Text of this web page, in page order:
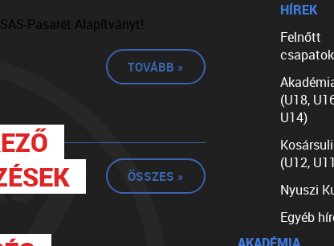
Pasarét Alapítványt!
TOVÁBB »
ÖSSZES »
HÍREK
Felnőtt
(U18,
U14)
Kosársuli
(U12,
Nyuszi
Egyéb